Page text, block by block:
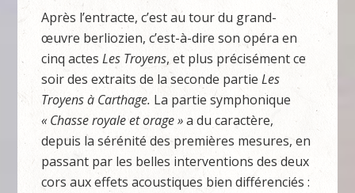
Après l’entracte, c’est au tour du grand-
œuvre berliozien, c’est-à-dire son opéra en
cinq actesLes Troyens, et plus précisément ce
soir des extraits de la seconde partieLes
Troyens à Carthage. La partie symphonique
« Chasse royale et orage »a du caractère,
depuis la sérénité des premières mesures, en
passant par les belles interventions des deux
cors aux effets acoustiques bien différenciés :